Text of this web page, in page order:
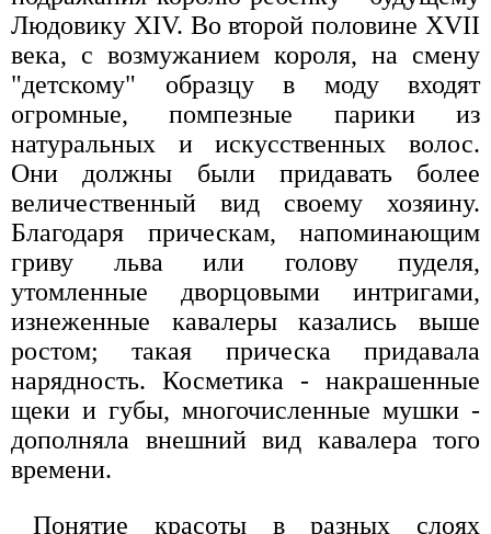
Людовику XIV. Во второй половине XVII
века, с возмужанием короля, на смену
"детскому" образцу в моду входят
огромные, помпезные парики из
натуральных и искусственных волос.
Они должны были придавать более
величественный вид своему хозяину.
Благодаря прическам, напоминающим
гриву льва или голову пуделя,
утомленные дворцовыми интригами,
изнеженные кавалеры казались выше
ростом; такая прическа придавала
нарядность. Косметика - накрашенные
щеки и губы, многочисленные мушки -
дополняла внешний вид кавалера того
времени.
Понятие красоты в разных слоях